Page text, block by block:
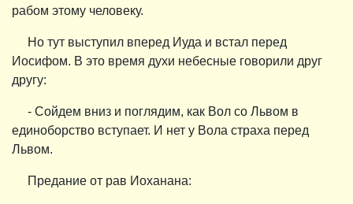
рабом этому человеку.
Но тут выступил вперед Иуда и встал перед
Иосифом. В это время духи небесные говорили друг
другу:
- Сойдем вниз и поглядим, как Вол со Львом в
единоборство вступает. И нет у Вола страха перед
Львом.
Предание от рав Иоханана: